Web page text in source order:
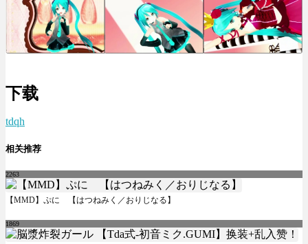
下载
tdqh
相关推荐
2263
【MMD】ぷに 【はつねみく／おりじなる】
1869